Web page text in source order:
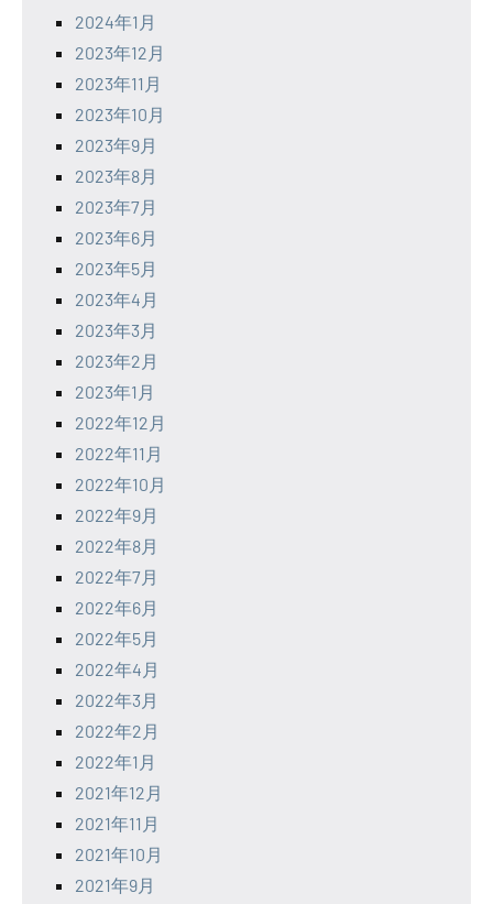
2024年1月
2023年12月
2023年11月
2023年10月
2023年9月
2023年8月
2023年7月
2023年6月
2023年5月
2023年4月
2023年3月
2023年2月
2023年1月
2022年12月
2022年11月
2022年10月
2022年9月
2022年8月
2022年7月
2022年6月
2022年5月
2022年4月
2022年3月
2022年2月
2022年1月
2021年12月
2021年11月
2021年10月
2021年9月